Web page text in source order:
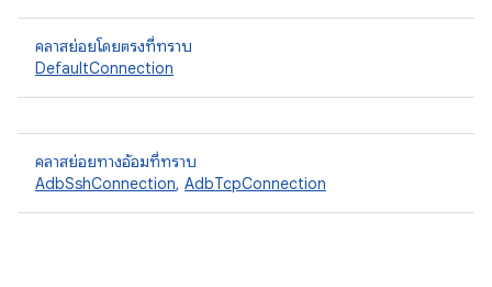
คลาสย่อยโดยตรงที่ทราบ
DefaultConnection
คลาสย่อยทางอ้อมที่ทราบ
AdbSshConnection, AdbTcpConnection